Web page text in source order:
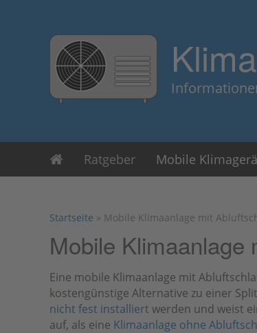
Ratgeber Mobile
Startseite » Mobile Klimaanlage mit
Mobile Klimaanlage
Eine mobile Klimaanlage mit
kostengünstige Alternative zu einer
nicht fest installiert werden und weist
auf, als eine Klimaanlage ohne